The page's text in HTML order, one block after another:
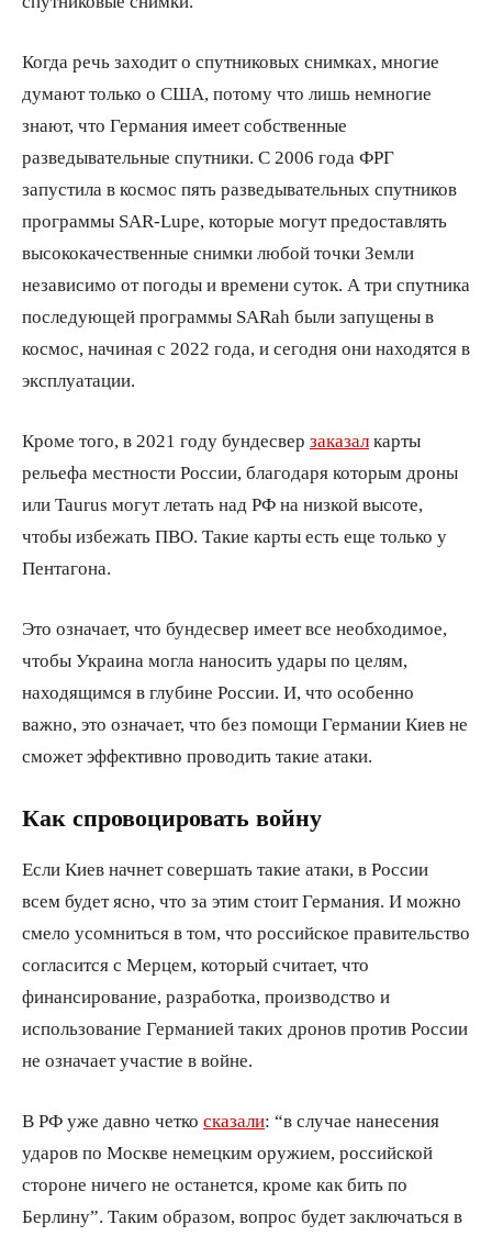
Когда речь заходит о спутниковых снимках, многие
думают только о США, потому что лишь немногие
знают, что Германия имеет собственные
разведывательные спутники. С 2006 года ФРГ
запустила в космос пять разведывательных спутников
программы SAR-Lupe, которые могут предоставлять
высококачественные снимки любой точки Земли
независимо от погоды и времени суток. А три спутника
последующей программы SARah были запущены в
космос, начиная с 2022 года, и сегодня они находятся в
эксплуатации.
Кроме того, в 2021 году бундесвер заказал карты
рельефа местности России, благодаря которым дроны
или Taurus могут летать над РФ на низкой высоте,
чтобы избежать ПВО. Такие карты есть еще только у
Пентагона.
Это означает, что бундесвер имеет все необходимое,
чтобы Украина могла наносить удары по целям,
находящимся в глубине России. И, что особенно
важно, это означает, что без помощи Германии Киев не
сможет эффективно проводить такие атаки.
Как спровоцировать войну
Если Киев начнет совершать такие атаки, в России
всем будет ясно, что за этим стоит Германия. И можно
смело усомниться в том, что российское правительство
согласится с Мерцем, который считает, что
финансирование, разработка, производство и
использование Германией таких дронов против России
не означает участие в войне.
В РФ уже давно четко сказали: “в случае нанесения
ударов по Москве немецким оружием, российской
стороне ничего не останется, кроме как бить по
Берлину”. Таким образом, вопрос будет заключаться в